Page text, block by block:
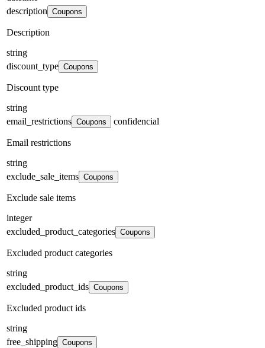
description Coupons
Description
string
discount_type Coupons
Discount type
string
email_restrictions Coupons confidencial
Email restrictions
string
exclude_sale_items Coupons
Exclude sale items
integer
excluded_product_categories Coupons
Excluded product categories
string
excluded_product_ids Coupons
Excluded product ids
string
free_shipping Coupons